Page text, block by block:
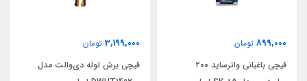
899,000 تومان
قیچی باغبانی واترساید ۲۰۰
3,199,000 تومان
قیچی برش لوله دی‌والت مدل